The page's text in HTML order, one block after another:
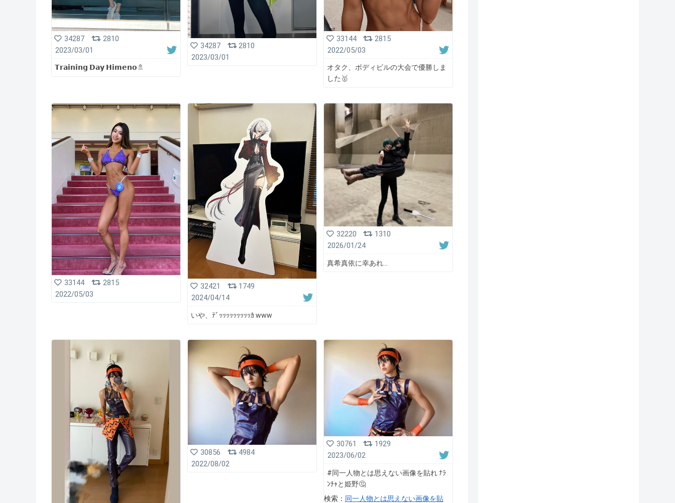
34287
2810
2023/03/01
𝗧𝗿𝗮𝗶𝗻𝗶𝗻𝗴 𝗗𝗮𝘆 𝗛𝗶𝗺𝗲𝗻𝗼🚿
34287
2810
2023/03/01
33144
2815
2022/05/03
オタク、ボディビルの大会で優勝しま
した🥇
33144
2815
2022/05/03
32421
1749
2024/04/14
いや、ﾃﾞｯｯｯｯｯｯｯｯｯｶ www
32220
1310
2026/01/24
真希真依に幸あれ...
30856
4984
2022/08/02
30761
1929
2023/06/02
#同一人物とは思えない画像を貼れ ﾅﾗ
ﾝﾁｬと姫野🤔
検索： 同一人物とは思えない画像を貼